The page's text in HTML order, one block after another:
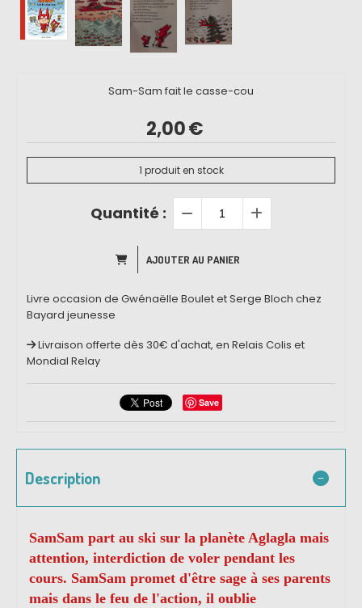
Sam-Sam fait le casse-cou
2,00€
1 produit en stock
Quantité :
AJOUTER AU PANIER
Livre occasion de Gwénaëlle Boulet et Serge Bloch chez
Bayard jeunesse
Livraison offerte dès 30€ d'achat, en Relais Colis et
Mondial Relay
Save
Description
SamSam part au ski sur la planète Aglagla mais
attention, interdiction de voler pendant les
cours. SamSam promet d'être sage à ses parents
mais dans le feu de l'action, il oublie